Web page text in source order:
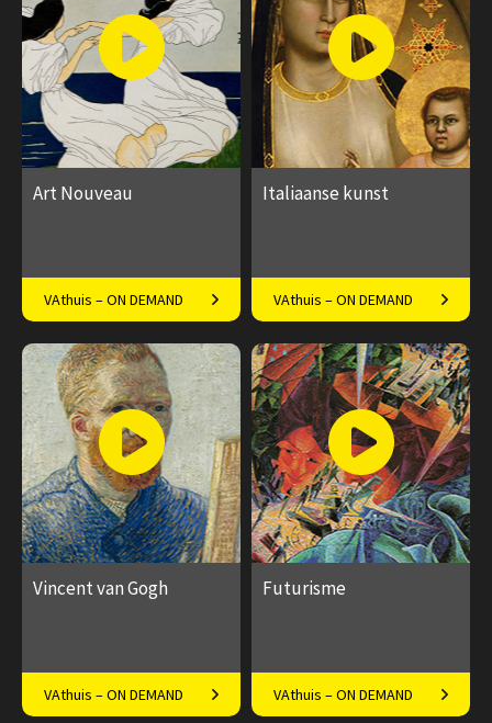
Art Nouveau
€ 169.00
40
afleveringen
Speeltijd 10 uur
VAthuis – ON DEMAND
Italiaanse kunst
€ 169.00
40
afleveringen
Speeltijd 10 uur
VAthuis – ON DEMAND
Vincent van Gogh
VAthuis – ON DEMAND
Futurisme
VAthuis – ON DEMAND